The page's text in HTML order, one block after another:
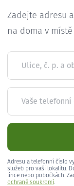
Zadejte adresu
na doma v místě
Ulice, č. p. a
Vaše telefonní
Adresu a telefonní číslo
služeb pro vaši lokalitu.
lince nebo pobočkách.
ochraně soukromí.